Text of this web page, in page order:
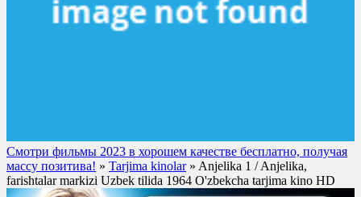
Смотри фильмы 2023 в хорошем качестве бесплатно, получая
массу позитива! » Tarjima kinolar» Anjelika 1 / Anjelika,
farishtalar markizi Uzbek tilida 1964 O'zbekcha tarjima kino HD